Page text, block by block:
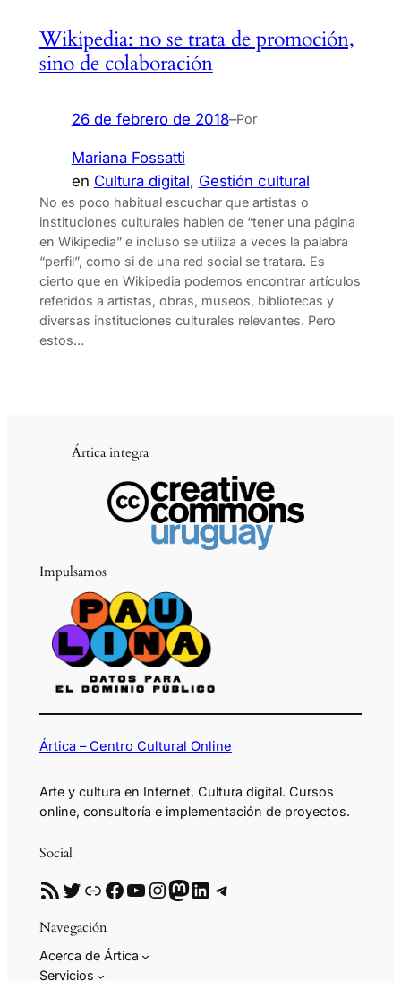
Wikipedia: no se trata de promoción,
sino de colaboración
26 de febrero de 2018–Por
Mariana Fossatti
en Cultura digital, Gestión cultural
No es poco habitual escuchar que artistas o
instituciones culturales hablen de “tener una página
en Wikipedia” e incluso se utiliza a veces la palabra
“perfil”, como si de una red social se tratara. Es
cierto que en Wikipedia podemos encontrar artículos
referidos a artistas, obras, museos, bibliotecas y
diversas instituciones culturales relevantes. Pero
estos…
Ártica integra
Impulsamos
Ártica – Centro Cultural Online
Arte y cultura en Internet. Cultura digital. Cursos
online, consultoría e implementación de proyectos.
Social
RSS Twitter Enlace Facebook YouTube InstagramMastodon LinkedIn Telegram
Navegación
Acerca de Ártica
Servicios